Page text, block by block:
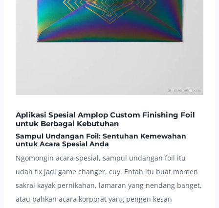
Aplikasi Spesial Amplop Custom Finishing Foil
untuk Berbagai Kebutuhan
Sampul Undangan Foil: Sentuhan Kemewahan
untuk Acara Spesial Anda
Ngomongin acara spesial, sampul undangan foil itu
udah fix jadi game changer, cuy. Entah itu buat momen
sakral kayak pernikahan, lamaran yang nendang banget,
atau bahkan acara korporat yang pengen kesan